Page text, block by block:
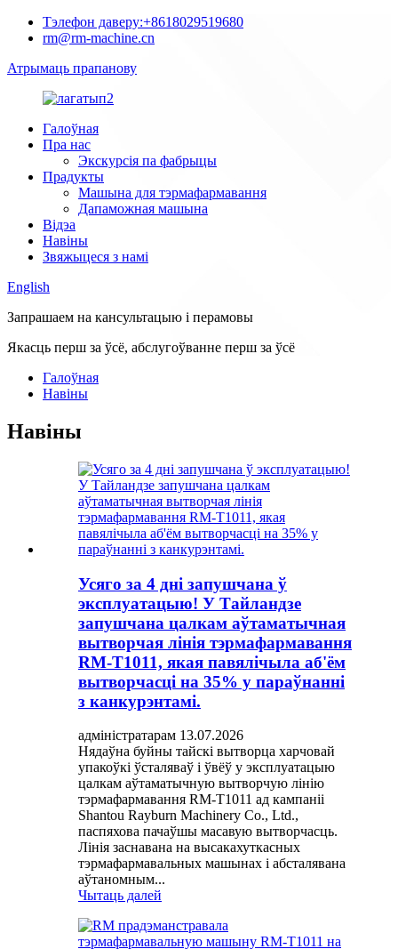
Тэлефон даверу:+8618029519680
rm@rm-machine.cn
Атрымаць прапанову
Галоўная
Пра нас
Экскурсія па фабрыцы
Прадукты
Машына для тэрмафармавання
Дапаможная машына
Відэа
Навіны
Звяжыцеся з намі
English
Запрашаем на кансультацыю і перамовы
Якасць перш за ўсё, абслугоўванне перш за ўсё
Галоўная
Навіны
Навіны
Усяго за 4 дні запушчана ў
эксплуатацыю! У Тайландзе
запушчана цалкам аўтаматычная
вытворчая лінія тэрмафармавання
RM-T1011, якая павялічыла аб'ём
вытворчасці на 35% у параўнанні
з канкурэнтамі.
адміністратарам 13.07.2026
Нядаўна буйны тайскі вытворца харчовай
упакоўкі ўсталяваў і ўвёў у эксплуатацыю
цалкам аўтаматычную вытворчую лінію
тэрмафармавання RM-T1011 ад кампаніі
Shantou Rayburn Machinery Co., Ltd.,
паспяхова пачаўшы масавую вытворчасць.
Лінія заснавана на высакахуткасных
тэрмафармавальных машынах і абсталявана
аўтаномным...
Чытаць далей